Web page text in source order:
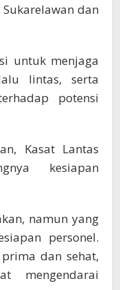
Sukarelawan dan
untuk menjaga
lintas, serta
potensi
Kasat Lantas
kesiapan
namun yang
personel.
dan sehat,
mengendarai